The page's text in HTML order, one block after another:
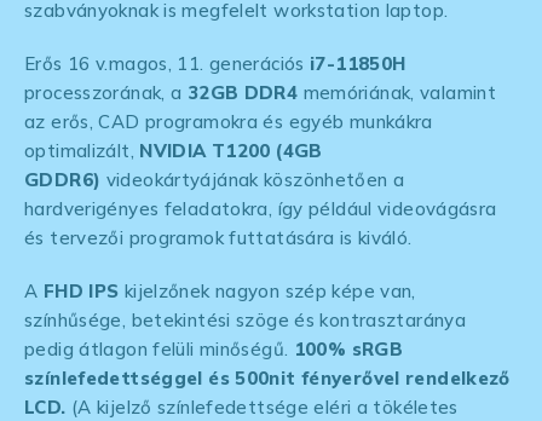
szabványoknak is megfelelt workstation laptop.
Erős 16 v.magos, 11. generációs i7-11850H
processzorának, a 32GB DDR4 memóriának, valamint
az erős, CAD programokra és egyéb munkákra
optimalizált, NVIDIA T1200 (4GB
GDDR6) videokártyájának köszönhetően a
hardverigényes feladatokra, így például videovágásra
és tervezői programok futtatására is kiváló.
A FHD IPS kijelzőnek nagyon szép képe van,
színhűsége, betekintési szöge és kontrasztaránya
pedig átlagon felüli minőségű. 100% sRGB
színlefedettséggel és 500nit fényerővel rendelkező
LCD. (A kijelző színlefedettsége eléri a tökéletes